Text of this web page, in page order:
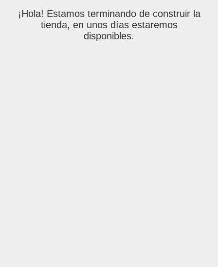
¡Hola! Estamos terminando de construir la
tienda, en unos días estaremos
disponibles.